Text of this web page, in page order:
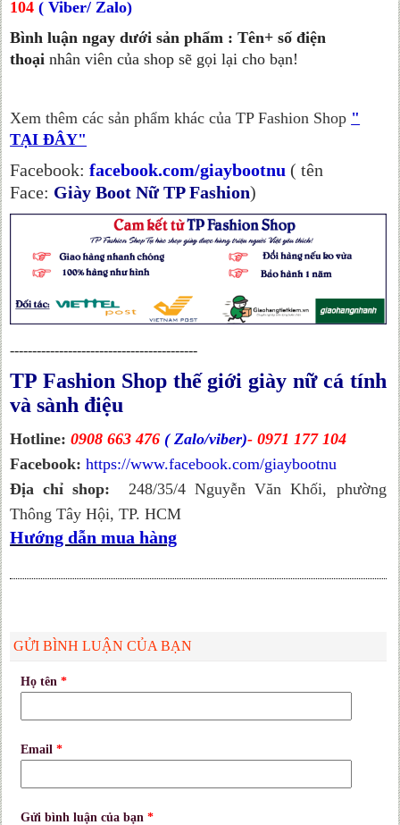
104 ( Viber/ Zalo)
Bình luận ngay dưới sản phẩm : Tên+ số điện
thoại nhân viên của shop sẽ gọi lại cho bạn!
Xem thêm các sản phẩm khác của TP Fashion Shop "
TẠI ĐÂY"
Facebook:facebook.com/giaybootnu ( tên
Face: Giày Boot Nữ TP Fashion)
------------------------------------------
TP Fashion Shop thế giới giày nữ cá tính
và sành điệu
Hotline: 0908 663 476 ( Zalo/viber)- 0971 177 104
Facebook: https://www.facebook.com/giaybootnu
Địa chỉ shop: 248/35/4 Nguyễn Văn Khối, phường
Thông Tây Hội, TP. HCM
Hướng dẫn mua hàng
GỬI BÌNH LUẬN CỦA BẠN
Họ tên*
Email*
Gửi bình luận của bạn*